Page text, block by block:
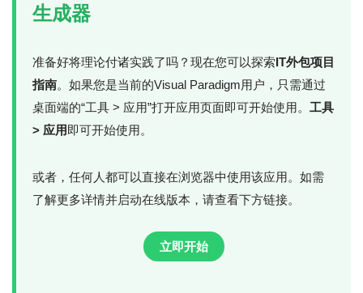
生成器
准备好将理论付诸实践了吗？现在您可以探索IT外包项目
指南。如果您是当前的Visual Paradigm用户，只需通过
桌面端的“工具 > 应用”打开应用页面即可开始使用。 工具
> 应用即可开始使用。
或者，任何人都可以直接在浏览器中使用该应用。如需
了解更多详情并启动在线版本，请查看下方链接。
立即开始